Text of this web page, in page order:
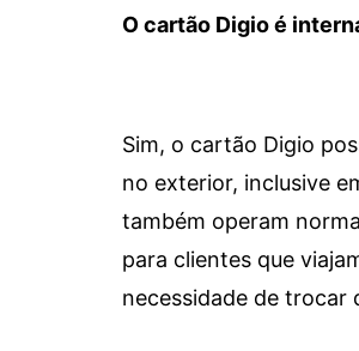
O cartão Digio é
Sim, o cartão Digio
no exterior, inclusive
também operam
para clientes que
necessidade de trocar